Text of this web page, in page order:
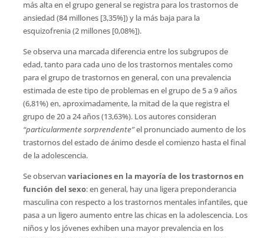
más alta en el grupo general se registra para los trastornos de
ansiedad (84 millones [3,35%]) y la más baja para la
esquizofrenia (2 millones [0,08%]).
Se observa una marcada diferencia entre los subgrupos de
edad, tanto para cada uno de los trastornos mentales como
para el grupo de trastornos en general, con una prevalencia
estimada de este tipo de problemas en el grupo de 5 a 9 años
(6,81%) en, aproximadamente, la mitad de la que registra el
grupo de 20 a 24 años (13,63%). Los autores consideran
“particularmente sorprendente”el pronunciado aumento de los
trastornos del estado de ánimo desde el comienzo hasta el final
de la adolescencia.
Se observan variaciones en la mayoría de los trastornos en
función del sexo: en general, hay una ligera preponderancia
masculina con respecto a los trastornos mentales infantiles, que
pasa a un ligero aumento entre las chicas en la adolescencia. Los
niños y los jóvenes exhiben una mayor prevalencia en los